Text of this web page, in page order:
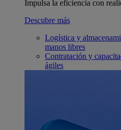
Impulsa la eficiencia con
Descubre más
Logística y
manos libres
Contratación y
ágiles